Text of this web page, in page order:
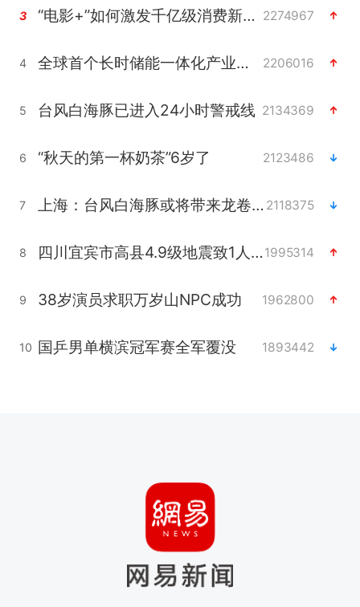
3 “电影+”如何激发千亿级消费新活力？ 2274967
4 全球首个长时储能一体化产业园量产 2206016
5 台风白海豚已进入24小时警戒线 2134369
6 “秋天的第一杯奶茶”6岁了 2123486
7 上海：台风白海豚或将带来龙卷风 2118375
8 四川宜宾市高县4.9级地震致1人死亡1995314
9 38岁演员求职万岁山NPC成功 1962800
10 国乒男单横滨冠军赛全军覆没 1893442